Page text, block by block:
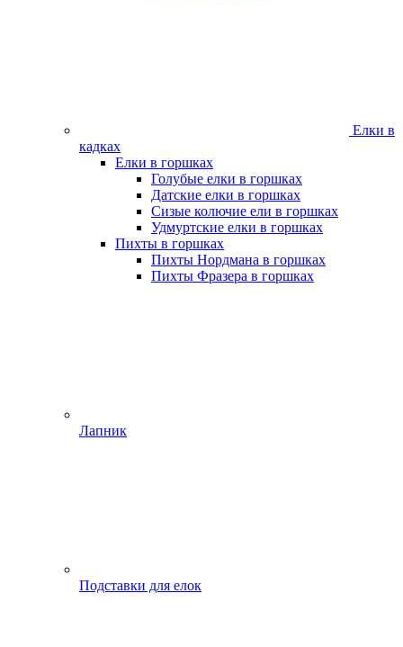
Елки в
кадках
Елки в горшках
Голубые елки в горшках
Датские елки в горшках
Сизые колючие ели в горшках
Удмуртские елки в горшках
Пихты в горшках
Пихты Нордмана в горшках
Пихты Фразера в горшках
Лапник
Подставки для елок